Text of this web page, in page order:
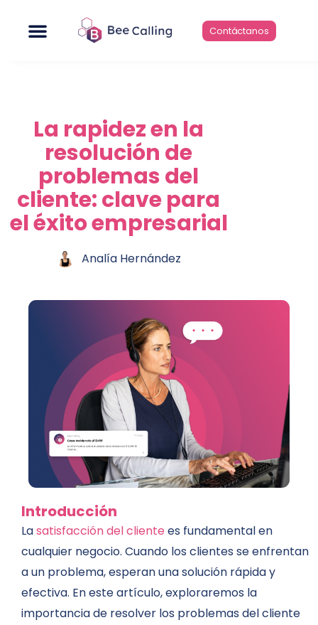
contenido
Menú Contáctanos
La rapidez en la
resolución de
problemas del
cliente: clave para
el éxito empresarial
Analía Hernández
Introducción
Lasatisfacción del cliente es fundamental en
cualquier negocio. Cuando los clientes se enfrentan
a un problema, esperan una solución rápida y
efectiva. En este artículo, exploraremos la
importancia de resolver los problemas del cliente